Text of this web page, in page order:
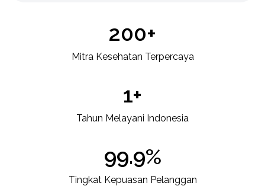
200+
Mitra Kesehatan Terpercaya
1+
Tahun Melayani Indonesia
99.9%
Tingkat Kepuasan Pelanggan